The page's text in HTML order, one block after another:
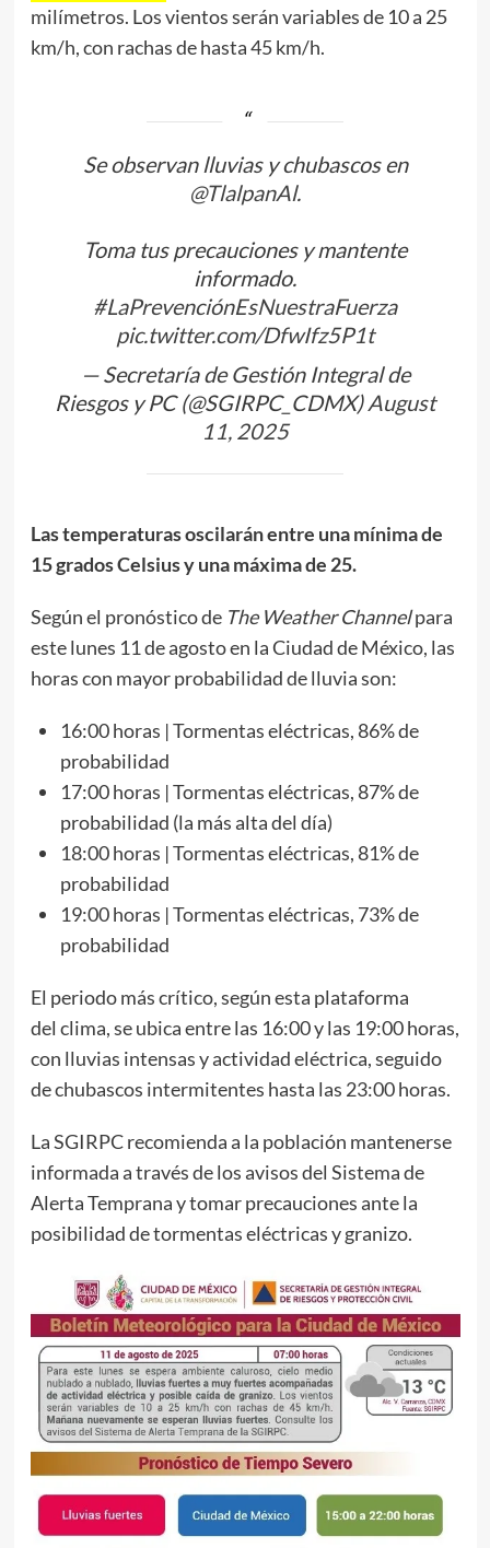
milímetros. Los vientos serán variables de 10 a 25
km/h, con rachas de hasta 45 km/h.
Se observan lluvias y chubascos en
@TlalpanAl.
Toma tus precauciones y mantente
informado.
#LaPrevenciónEsNuestraFuerza
pic.twitter.com/DfwIfz5P1t
— Secretaría de Gestión Integral de
Riesgos y PC (@SGIRPC_CDMX)August
11, 2025
Las temperaturas oscilarán entre una mínima de
15 grados Celsius y una máxima de 25.
Según el pronóstico de The Weather Channelpara
este lunes 11 de agosto en la Ciudad de México, las
horas con mayor probabilidad de lluvia son:
16:00 horas | Tormentas eléctricas, 86% de
probabilidad
17:00 horas | Tormentas eléctricas, 87% de
probabilidad (la más alta del día)
18:00 horas | Tormentas eléctricas, 81% de
probabilidad
19:00 horas | Tormentas eléctricas, 73% de
probabilidad
El periodo más crítico, según esta plataforma
del clima, se ubica entre las 16:00 y las 19:00 horas,
con lluvias intensas y actividad eléctrica, seguido
de chubascos intermitentes hasta las 23:00 horas.
La SGIRPC recomienda a la población mantenerse
informada a través de los avisos del Sistema de
Alerta Temprana y tomar precauciones ante la
posibilidad de tormentas eléctricas y granizo.